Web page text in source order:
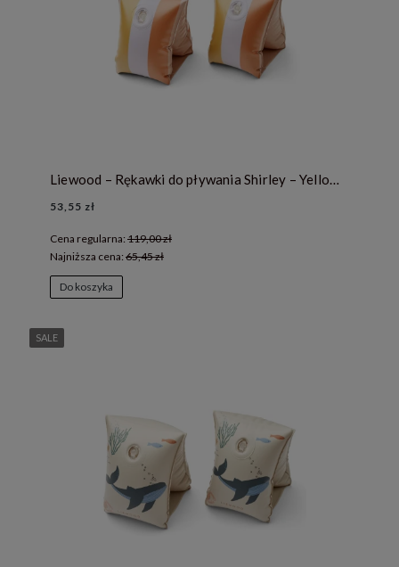
Liewood – Rękawki do pływania Shirley – Yellow mellow multi mix
53,55 zł
Cena regularna: 119,00 zł
Najniższa cena: 65,45 zł
Do koszyka
SALE